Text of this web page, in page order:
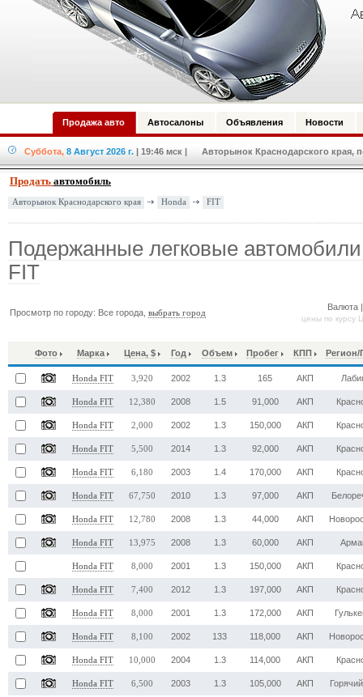
Продажа авто Автосалоны Объявления Новости
Суббота, 8 Август 2026 г. | 19:46 мск | Авторынок Краснодарского края,
Продать автомобиль
Авторынок Краснодарского края Honda FIT
Подержанные легковые
FIT
Просмотр по городу: Все города,выбрать город
Валюта
цены по курсу
Фото Марка Цена, $ Год Объем Пробег КПП Регион/
Honda FIT 3,920 2002 1.3 165 АКП
Honda FIT 12,380 2008 1.5 91,000 АКП
Honda FIT 2,000 2002 1.3 150,000 АКП
Honda FIT 5,500 2014 1.3 92,000 АКП
Honda FIT 6,180 2003 1.4 170,000 АКП
Honda FIT 67,750 2010 1.3 97,000 АКП
Honda FIT 12,780 2008 1.3 44,000 АКП
Honda FIT 13,975 2008 1.3 60,000 АКП
Honda FIT 8,000 2001 1.3 150,000 АКП
Honda FIT 7,400 2012 1.3 197,000 АКП
Honda FIT 8,000 2001 1.3 172,000 АКП
Honda FIT 8,100 2002 133 118,000 АКП
Honda FIT 10,000 2004 1.3 114,000 АКП
Honda FIT 6,500 2003 1.3 105,000 АКП